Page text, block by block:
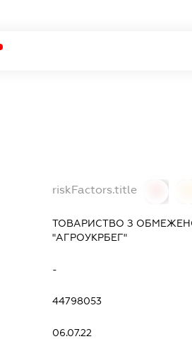
riskFactors.title
ТОВАРИСТВО З
"АГРОУКРБЕГ"
-
44798053
06.07.22